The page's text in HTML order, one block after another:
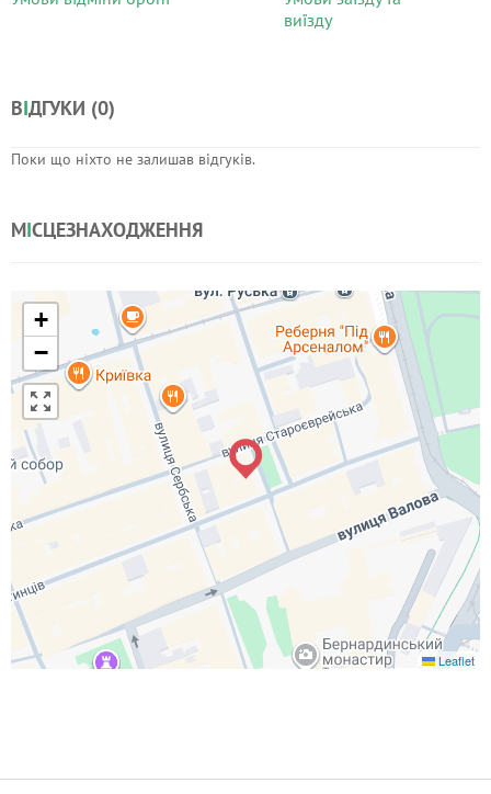
виїзду
ВІДГУКИ (0)
Поки що ніхто не залишав відгуків.
МІСЦЕЗНАХОДЖЕННЯ
+
−
Leaflet